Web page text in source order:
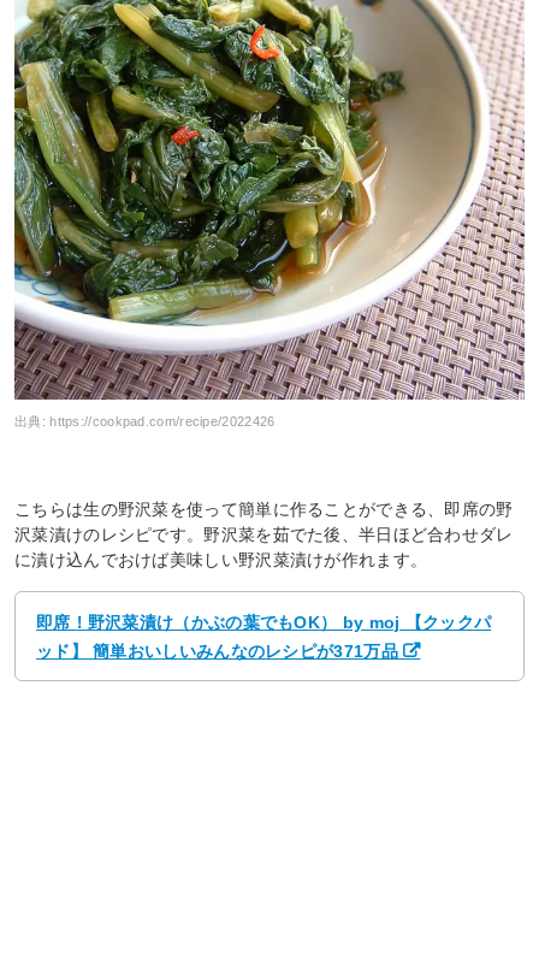
出典:https://cookpad.com/recipe/2022426
こちらは生の野沢菜を使って簡単に作ることができる、即席の野
沢菜漬けのレシピです。野沢菜を茹でた後、半日ほど合わせダレ
に漬け込んでおけば美味しい野沢菜漬けが作れます。
即席！野沢菜漬け（かぶの葉でもOK） by moj 【クックパ
ッド】 簡単おいしいみんなのレシピが371万品